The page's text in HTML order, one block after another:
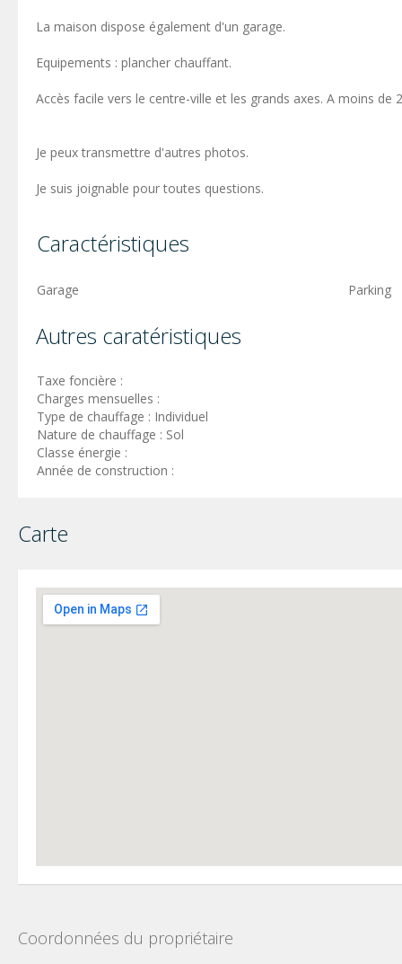
La maison dispose également d'un garage.
Equipements : plancher chauffant.
Accès facile vers le centre-ville et les grands axes. A moins de
Je peux transmettre d'autres photos.
Je suis joignable pour toutes questions.
Caractéristiques
Garage Parking
Autres caratéristiques
Taxe foncière :
Charges mensuelles :
Type de chauffage : Individuel
Nature de chauffage : Sol
Classe énergie :
Année de construction :
Carte
Coordonnées du propriétaire